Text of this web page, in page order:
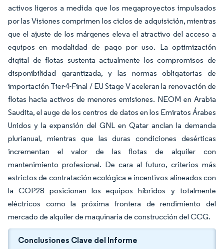
activos ligeros a medida que los megaproyectos impulsados
por las Visiones comprimen los ciclos de adquisición, mientras
que el ajuste de los márgenes eleva el atractivo del acceso a
equipos en modalidad de pago por uso. La optimización
digital de flotas sustenta actualmente los compromisos de
disponibilidad garantizada, y las normas obligatorias de
importación Tier-4-Final / EU Stage V aceleran la renovación de
flotas hacia activos de menores emisiones. NEOM en Arabia
Saudita, el auge de los centros de datos en los Emiratos Árabes
Unidos y la expansión del GNL en Qatar anclan la demanda
plurianual, mientras que las duras condiciones desérticas
incrementan el valor de las flotas de alquiler con
mantenimiento profesional. De cara al futuro, criterios más
estrictos de contratación ecológica e incentivos alineados con
la COP28 posicionan los equipos híbridos y totalmente
eléctricos como la próxima frontera de rendimiento del
mercado de alquiler de maquinaria de construcción del CCG.
Conclusiones Clave del Informe